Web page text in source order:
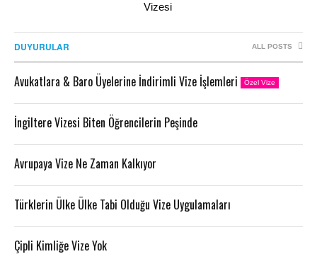
Vizesi
DUYURULAR ALL POSTS
Avukatlara & Baro Üyelerine İndirimli Vize İşlemleri Özel Vize
İngiltere Vizesi Biten Öğrencilerin Peşinde
Avrupaya Vize Ne Zaman Kalkıyor
Türklerin Ülke Ülke Tabi Olduğu Vize Uygulamaları
Çipli Kimliğe Vize Yok